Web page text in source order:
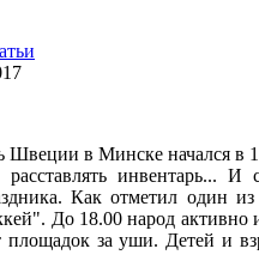
Швеции в Минске начался
инвентарь... И
Как отметил один
До 18.00 народ
площадок за уши. Детей и